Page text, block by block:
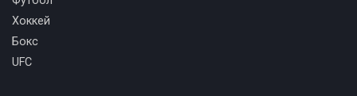
Хоккей
Бокс
UFC